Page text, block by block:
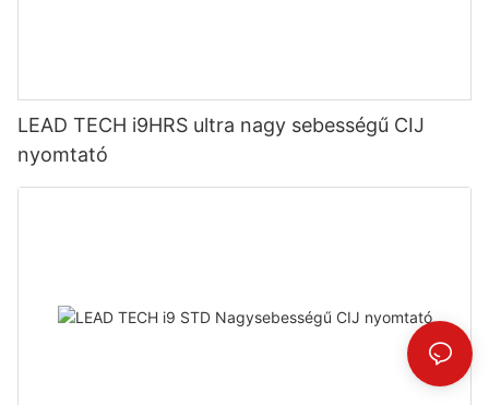
LEAD TECH i9HRS ultra nagy sebességű CIJ
nyomtató